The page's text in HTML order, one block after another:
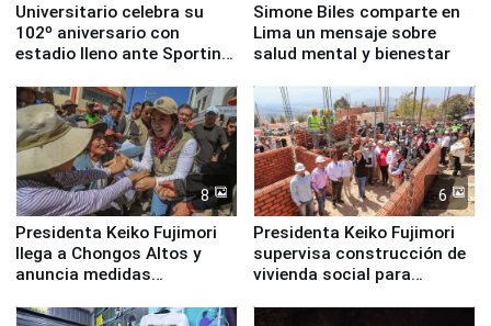
Universitario celebra su
102º aniversario con
estadio lleno ante Sporting
Simone Biles comparte en
Lima un mensaje sobre
salud mental y bienestar
8
Presidenta Keiko Fujimori
llega a Chongos Altos y
anuncia medidas
educación, salud y empleo
6
Presidenta Keiko Fujimori
supervisa construcción de
vivienda social para